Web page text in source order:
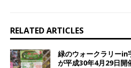
RELATED ARTICLES
緑のウォークラリーin
が平成30年4月29日開